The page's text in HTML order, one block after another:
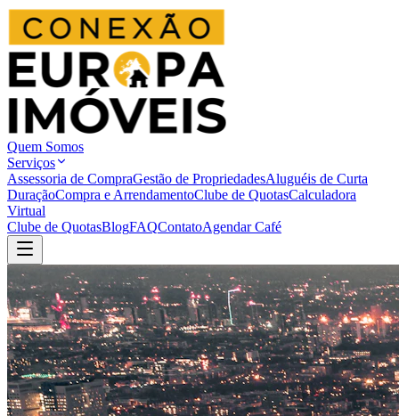
Quem Somos
Serviços
Assessoria de CompraGestão de PropriedadesAluguéis de Curta
DuraçãoCompra e ArrendamentoClube de QuotasCalculadora
Virtual
Clube de QuotasBlogFAQContatoAgendar Café